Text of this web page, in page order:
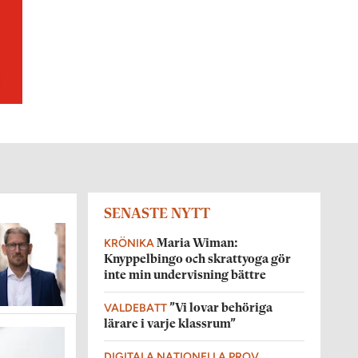
SENASTE NYTT
KRÖNIKA Maria Wiman:
Knyppelbingo och skrattyoga gör
inte min undervisning bättre
VALDEBATT ”Vi lovar behöriga
lärare i varje klassrum”